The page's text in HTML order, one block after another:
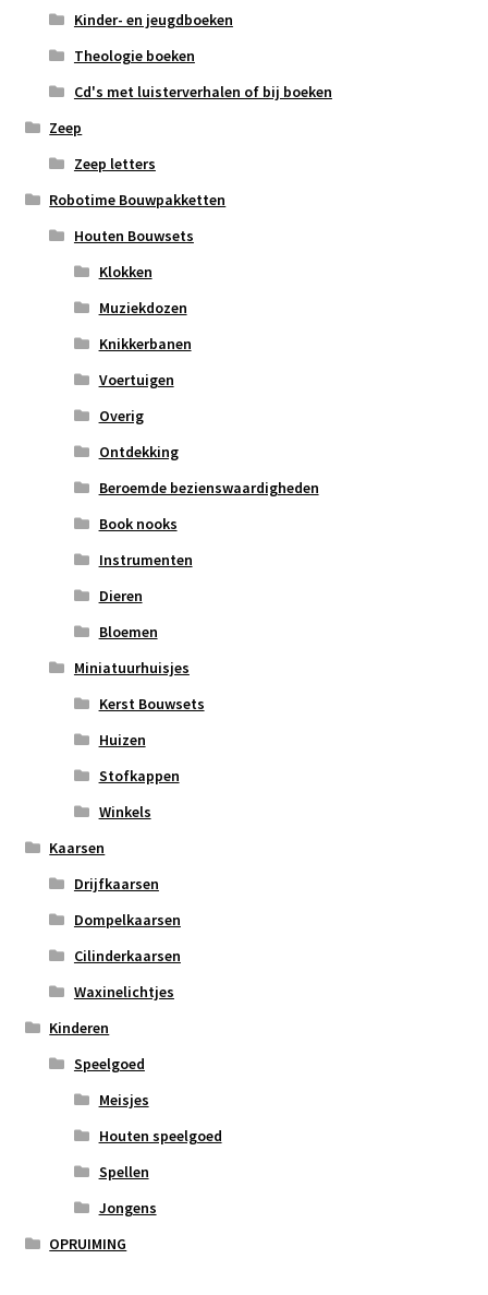
Kinder- en jeugdboeken
Theologie boeken
Cd's met luisterverhalen of bij boeken
Zeep
Zeep letters
Robotime Bouwpakketten
Houten Bouwsets
Klokken
Muziekdozen
Knikkerbanen
Voertuigen
Overig
Ontdekking
Beroemde bezienswaardigheden
Book nooks
Instrumenten
Dieren
Bloemen
Miniatuurhuisjes
Kerst Bouwsets
Huizen
Stofkappen
Winkels
Kaarsen
Drijfkaarsen
Dompelkaarsen
Cilinderkaarsen
Waxinelichtjes
Kinderen
Speelgoed
Meisjes
Houten speelgoed
Spellen
Jongens
OPRUIMING